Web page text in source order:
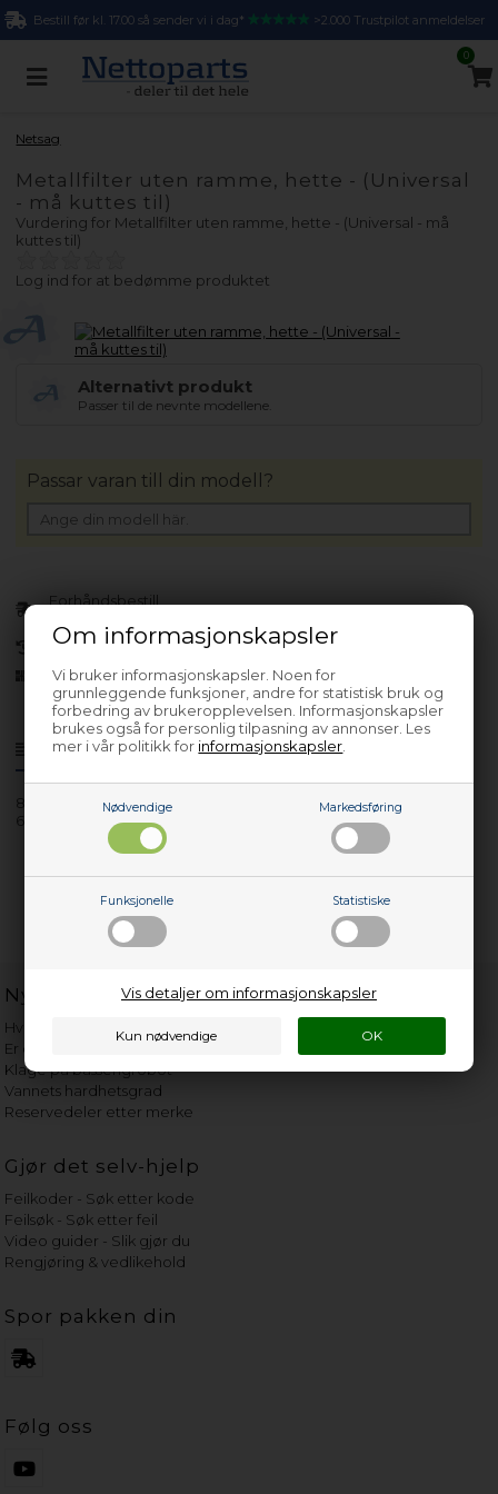
Om informasjonskapsler
Vi bruker informasjonskapsler. Noen for
grunnleggende funksjoner, andre for statistisk bruk og
forbedring av brukeropplevelsen. Informasjonskapsler
brukes også for personlig tilpasning av annonser. Les
mer i vår politikk for informasjonskapsler
Nødvendige Markedsføring
Funksjonelle Statistiske
Vis detaljer om informasjonskapsler
Bestill før kl. 17.00 så sender vi i dag* >2.000 Trustpilot anmeldelser
0
Netsag
Metallfilter uten ramme, hette - (Universal
- må kuttes til)
Vurdering for Metallfilter uten ramme, hette - (Universal - må
kuttes til)
Log ind for at bedømme produktet
Alternativt produkt
Passer til de nevnte modellene.
Produktinfo Spørsmål om varen?
857954701002
600.270.68
Forhåndsbestill
30 dagers returrett
Siden 2013
Passar varan till din modell?
Nyttige lenker
Hvor gammelt er apparatet mitt?
Er det verdt å reparere?
Klage på bassengrobot
Vannets hardhetsgrad
Reservedeler etter merke
Gjør det selv-hjelp
Feilkoder - Søk etter kode
Feilsøk - Søk etter feil
Video guider - Slik gjør du
Rengjøring & vedlikehold
Spor pakken din
Følg oss